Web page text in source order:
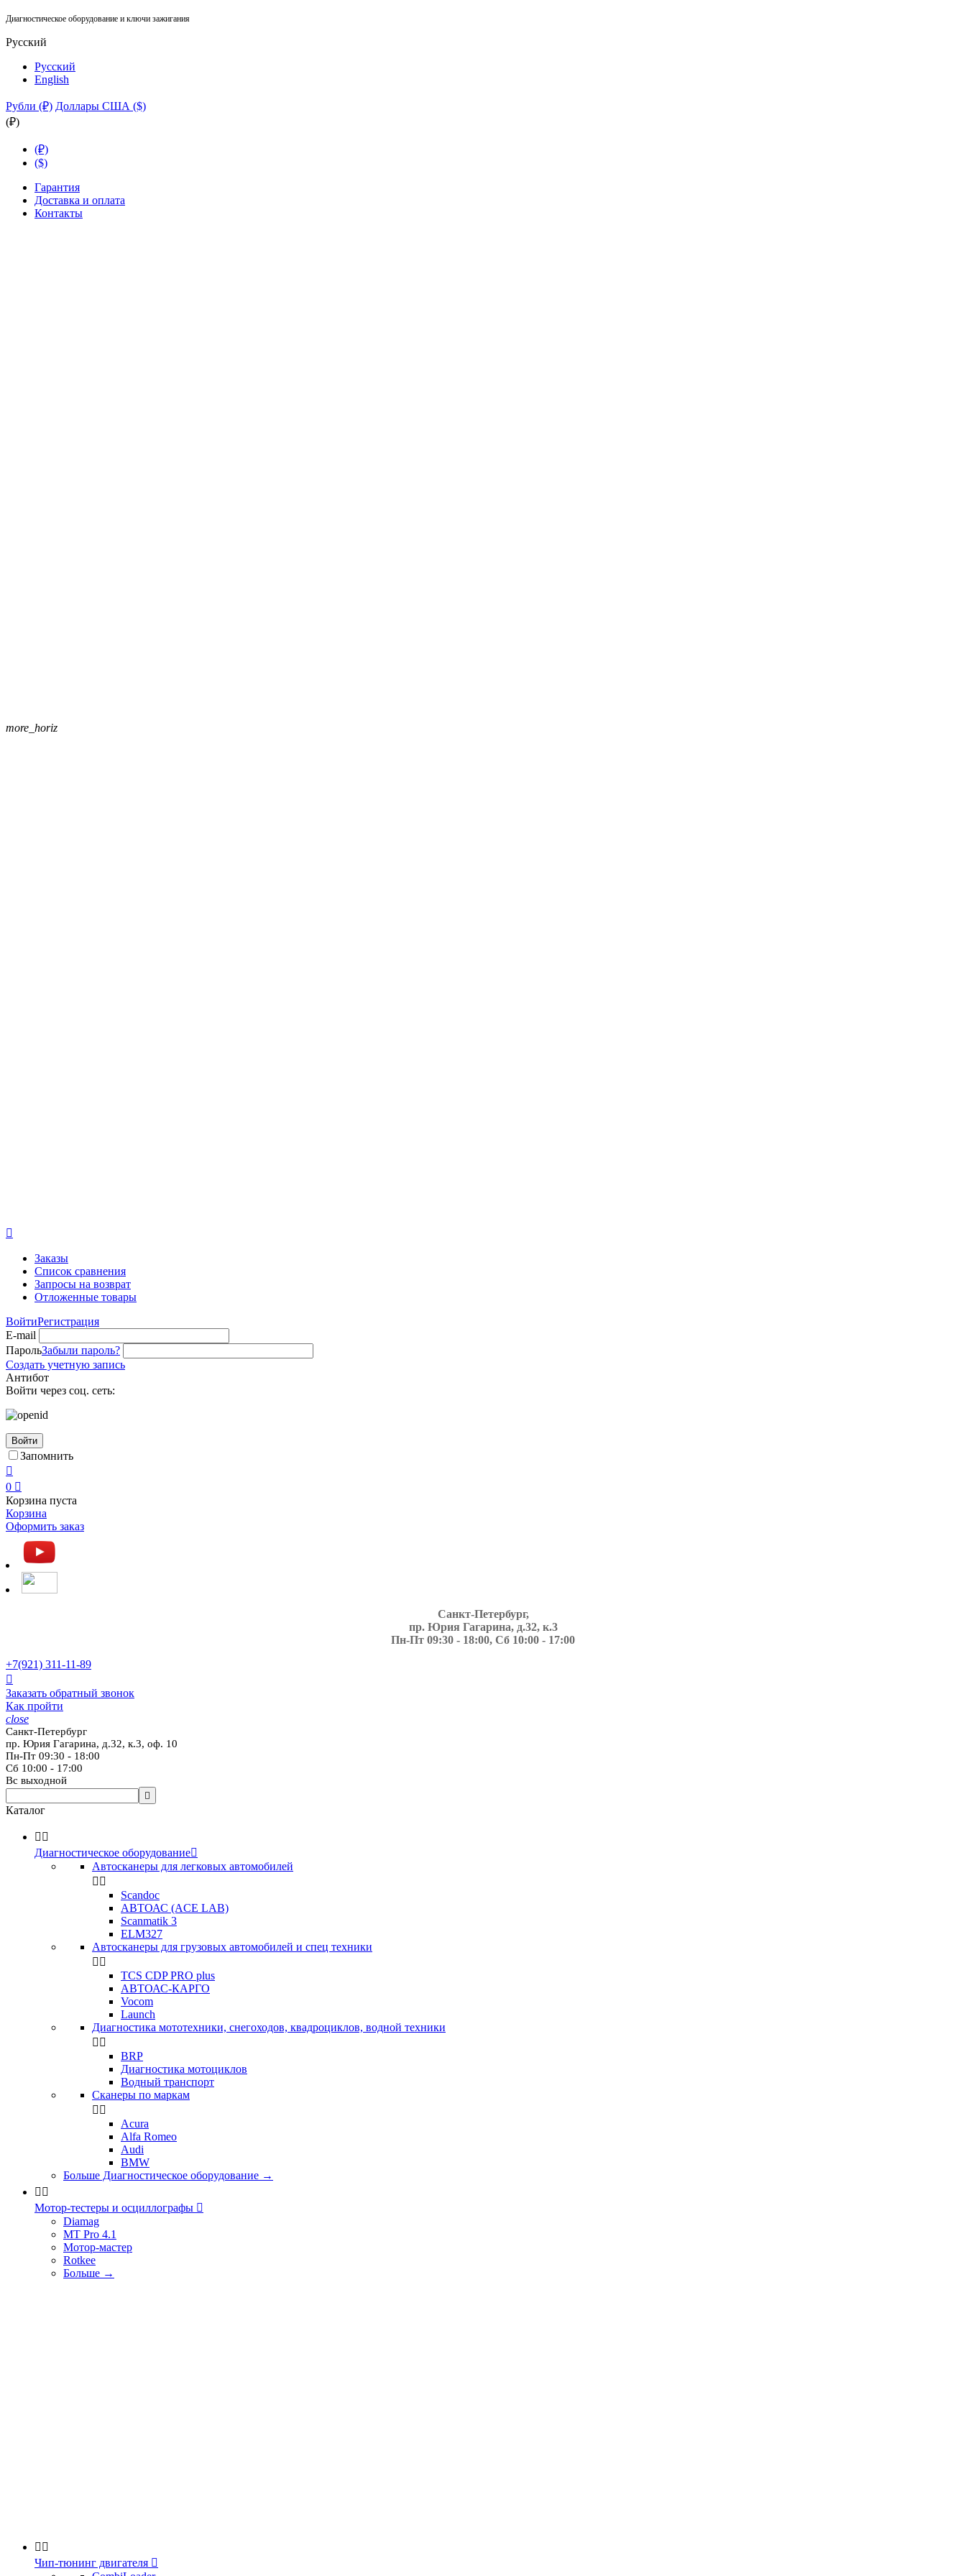
Диагностическое оборудование и ключи зажигания
Русский
Русский
English
Рубли (₽) Доллары США ($)
(₽)
(₽)
($)
Гарантия
Доставка и оплата
Контакты
more_horiz

Заказы
Список сравнения
Запросы на возврат
Отложенные товары
ВойтиРегистрация
E-mail
ПарольЗабыли пароль?
Создать учетную запись
Антибот
Войти через соц. сеть:
Войти
Запомнить

0 
Корзина пуста
Корзина
Оформить заказ
Санкт-Петербург,
пр. Юрия Гагарина, д.32, к.3
Пн-Пт 09:30 - 18:00, Сб 10:00 - 17:00
+7(921) 311-11-89

Заказать обратный звонок
Как пройти
close
Санкт-Петербург
пр. Юрия Гагарина, д.32, к.3, оф. 10
Пн-Пт 09:30 - 18:00
Сб 10:00 - 17:00
Вс выходной

Каталог
 
Диагностическое оборудование
Автосканеры для легковых автомобилей
 
Scandoc
АВТОАС (ACE LAB)
Scanmatik 3
ELM327
Автосканеры для грузовых автомобилей и спец техники
 
TCS CDP PRO plus
АВТОАС-КАРГО
Vocom
Launch
Диагностика мототехники, снегоходов, квадроциклов, водной техники
 
BRP
Диагностика мотоциклов
Водный транспорт
Сканеры по маркам
 
Acura
Alfa Romeo
Audi
BMW
Больше Диагностическое оборудование →
 
Мотор-тестеры и осциллографы 
Diamag
MT Pro 4.1
Мотор-мастер
Rotkee
Больше →
 
Чип-тюнинг двигателя 